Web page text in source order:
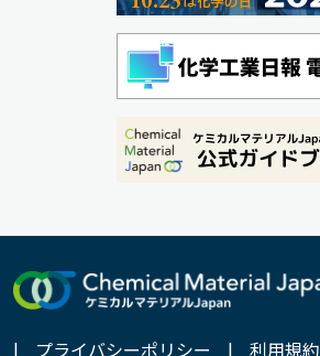
| プライバシーポリシー | 利用規約